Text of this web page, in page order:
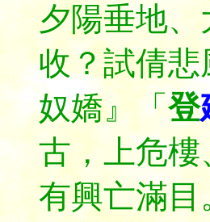
夕陽垂地
收？試倩
奴嬌』「登
古，上危
有興亡滿